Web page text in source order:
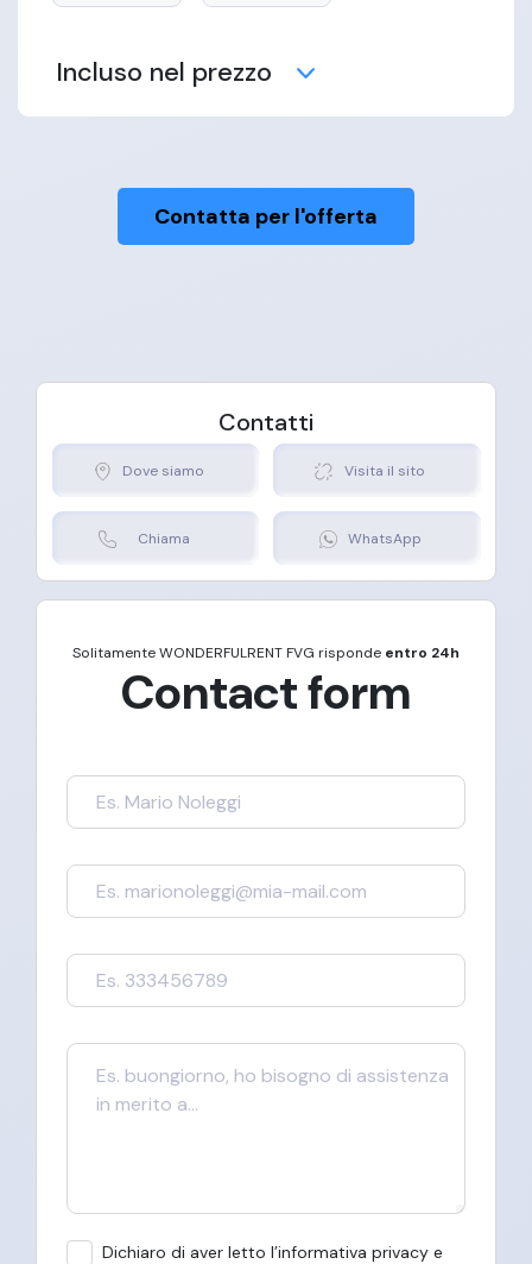
Incluso nel prezzo
Manutenzione
Copertura
Assicurativa
Contatta per l'offerta
Contatti
Dove siamo Visita il sito
Chiama WhatsApp
SolitamenteWONDERFULRENT FVG risponde entro 24h
Contact form
Dichiaro di aver letto l’informativa privacy e